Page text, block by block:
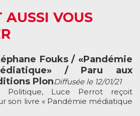
AUSSI VOUS
Fouks / «Pandémie
/ Paru aux
PlonDiffusée le 12/01/21
Politique, Luce Perrot reçoit
son livre « Pandémie médiatique